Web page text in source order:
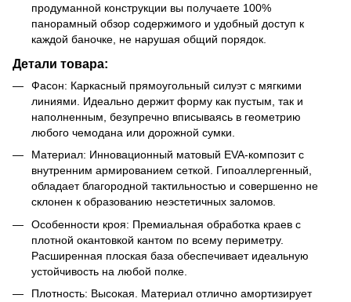
продуманной конструкции вы получаете 100%
панорамный обзор содержимого и удобный доступ к
каждой баночке, не нарушая общий порядок.
Детали товара:
Фасон: Каркасный прямоугольный силуэт с мягкими
линиями. Идеально держит форму как пустым, так и
наполненным, безупречно вписываясь в геометрию
любого чемодана или дорожной сумки.
Материал: Инновационный матовый EVA-композит с
внутренним армированием сеткой. Гипоаллергенный,
обладает благородной тактильностью и совершенно не
склонен к образованию неэстетичных заломов.
Особенности кроя: Премиальная обработка краев с
плотной окантовкой кантом по всему периметру.
Расширенная плоская база обеспечивает идеальную
устойчивость на любой полке.
Плотность: Высокая. Материал отлично амортизирует